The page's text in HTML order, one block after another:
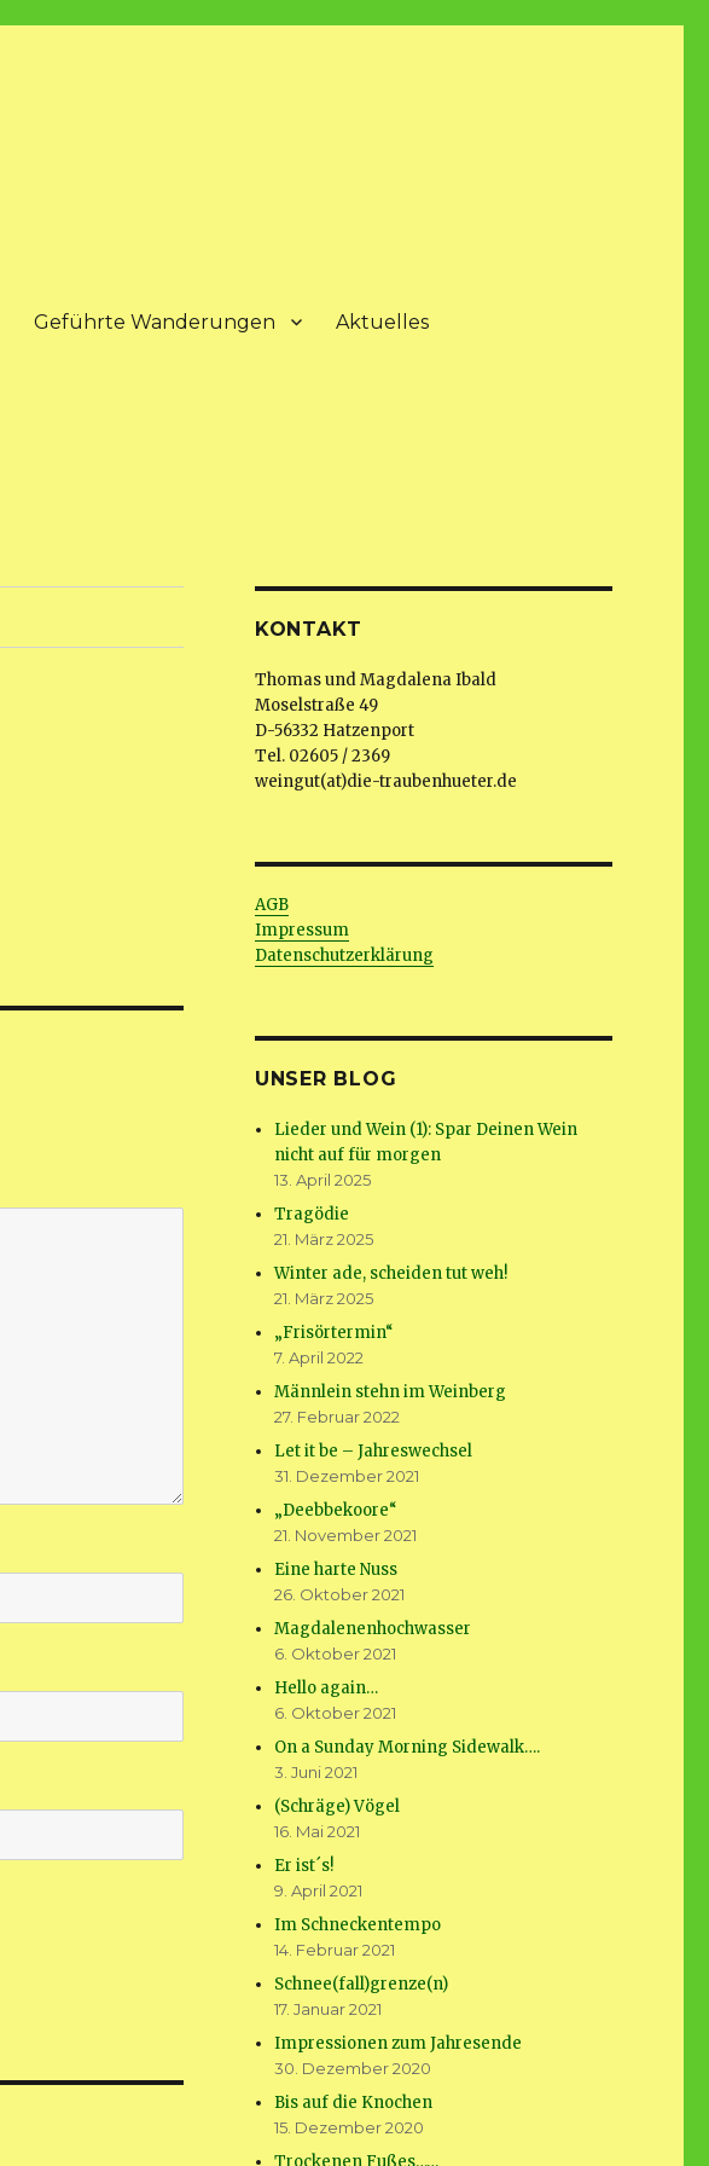
Geführte Wanderungen Aktuelles
KONTAKT
Thomas und Magdalena Ibald
Moselstraße 49
D-56332 Hatzenport
Tel. 02605 / 2369
weingut(at)die-traubenhueter.de
AGB
Impressum
Datenschutzerklärung
UNSER BLOG
Lieder und Wein (1): Spar Deinen Wein
nicht auf für morgen
13. April 2025
Tragödie
21. März 2025
Winter ade, scheiden tut weh!
21. März 2025
„Frisörtermin“
7. April 2022
Männlein stehn im Weinberg
27. Februar 2022
Let it be – Jahreswechsel
31. Dezember 2021
„Deebbekoore“
21. November 2021
Eine harte Nuss
26. Oktober 2021
Magdalenenhochwasser
6. Oktober 2021
Hello again…
6. Oktober 2021
On a Sunday Morning Sidewalk….
3. Juni 2021
(Schräge) Vögel
16. Mai 2021
Er ist´s!
9. April 2021
Im Schneckentempo
14. Februar 2021
Schnee(fall)grenze(n)
17. Januar 2021
Impressionen zum Jahresende
30. Dezember 2020
Bis auf die Knochen
15. Dezember 2020
Trockenen Fußes……